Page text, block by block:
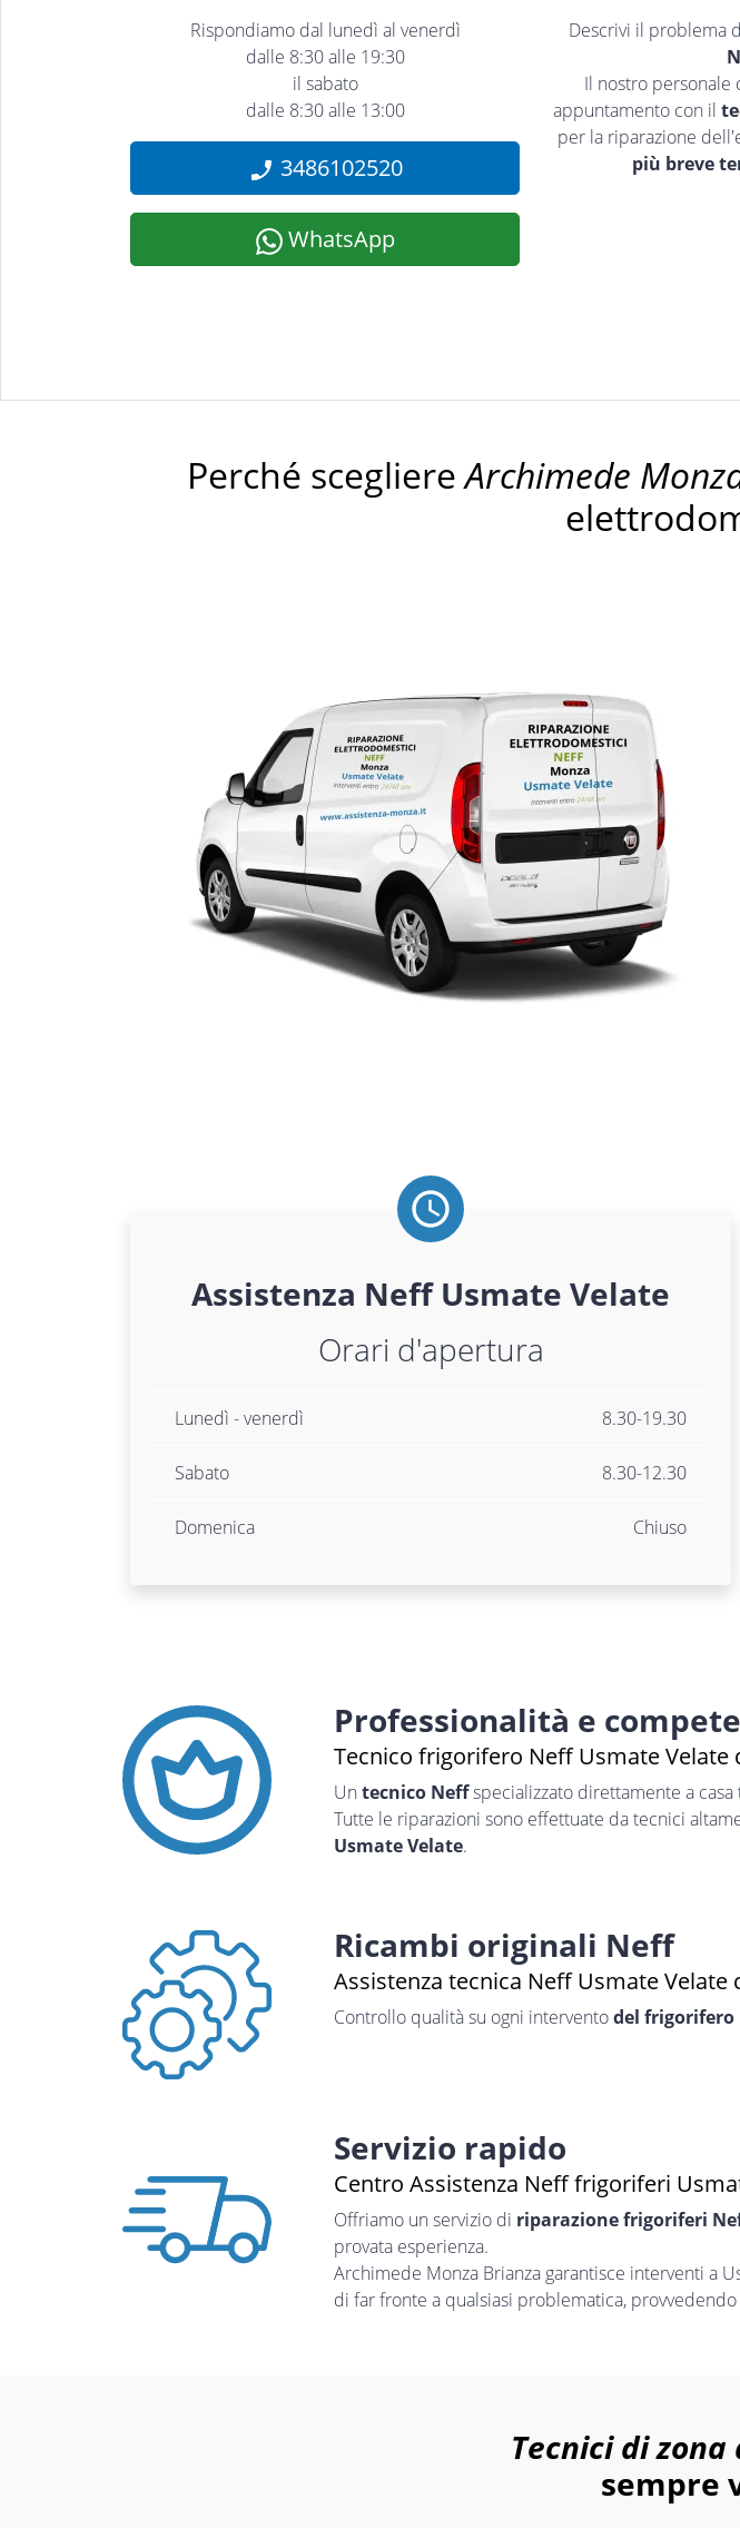
Rispondiamo dal lunedì al venerdì
dalle 8:30 alle 19:30
il sabato
dalle 8:30 alle 13:00
3486102520
WhatsApp
Descrivi il problema
Il nostro personale
appuntamento con il
per la riparazione
più breve
Perché scegliereArchimede
Assistenza NeffUsmate Velate
Orari d'apertura
Lunedì - venerdì 8.30-19.30
Sabato 8.30-12.30
Domenica Chiuso
Professionalità e
Tecnico frigorifero Neff Usmate Velate
Un tecnico Neffspecializzato direttamente a casa
Tutte le riparazioni sono effettuate da tecnici
Usmate Velate.
Ricambi originali Neff
Assistenza tecnica Neff Usmate
Controllo qualità su ogni interventodel frigorifero
Servizio rapido
Centro Assistenza Neff frigoriferi
Offriamo un servizio di riparazione frigoriferi
provata esperienza.
Archimede Monza Brianza garantisce interventi a
di far fronte a qualsiasi problematica,
Tecnici di
sempre